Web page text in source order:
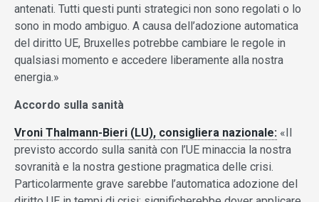
antenati. Tutti questi punti strategici non sono regolati o lo
sono in modo ambiguo. A causa dell’adozione automatica
del diritto UE, Bruxelles potrebbe cambiare le regole in
qualsiasi momento e accedere liberamente alla nostra
energia.»
Accordo sulla sanità
Vroni Thalmann-Bieri (LU), consigliera nazionale: «Il
previsto accordo sulla sanità con l’UE minaccia la nostra
sovranità e la nostra gestione pragmatica delle crisi.
Particolarmente grave sarebbe l’automatica adozione del